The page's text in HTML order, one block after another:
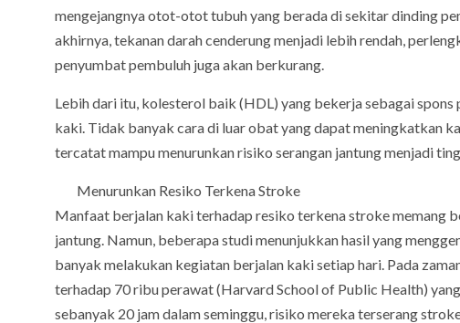
mengejangnya otot-otot tubuh yang berada di sekitar dinding
akhirnya, tekanan darah cenderung menjadi lebih rendah,
penyumbat pembuluh juga akan berkurang.
Lebih dari itu, kolesterol baik (HDL) yang bekerja sebagai
kaki. Tidak banyak cara di luar obat yang dapat meningkatkan
tercatat mampu menurunkan risiko serangan jantung menjadi
Menurunkan Resiko Terkena Stroke
Manfaat berjalan kaki terhadap resiko terkena stroke memang
jantung. Namun, beberapa studi menunjukkan hasil yang
banyak melakukan kegiatan berjalan kaki setiap hari. Pada
terhadap 70 ribu perawat (Harvard School of Public Health)
sebanyak 20 jam dalam seminggu, risiko mereka terserang